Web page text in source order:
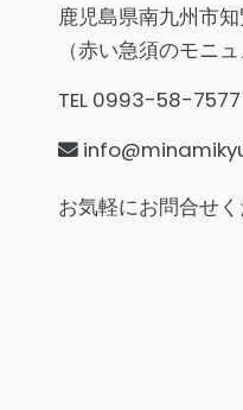
鹿児島県南九州市
（赤い急須のモニュ
TEL 0993-58-
お気軽にお問合せく